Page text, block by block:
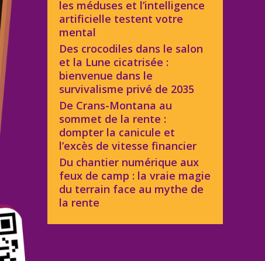
les méduses et l’intelligence
artificielle testent votre
mental
Des crocodiles dans le salon
et la Lune cicatrisée :
bienvenue dans le
survivalisme privé de 2035
De Crans-Montana au
sommet de la rente :
dompter la canicule et
l’excès de vitesse financier
Du chantier numérique aux
feux de camp : la vraie magie
du terrain face au mythe de
la rente